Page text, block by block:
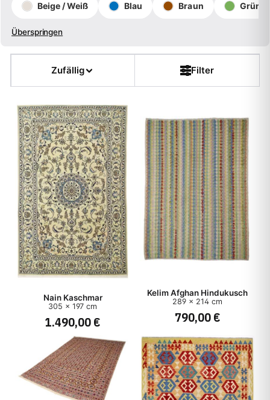
Form
Kette
Flor
Dicke
Muster
Herkunft
Herstellungsart
Stil
Beige / Weiß
Blau Braun Grün
Überspringen
Zufällig Filter
Nain Kaschmar
305 x 197 cm
1.490,00 €
Kelim Afghan Hindukusch
289 x 214 cm
790,00 €